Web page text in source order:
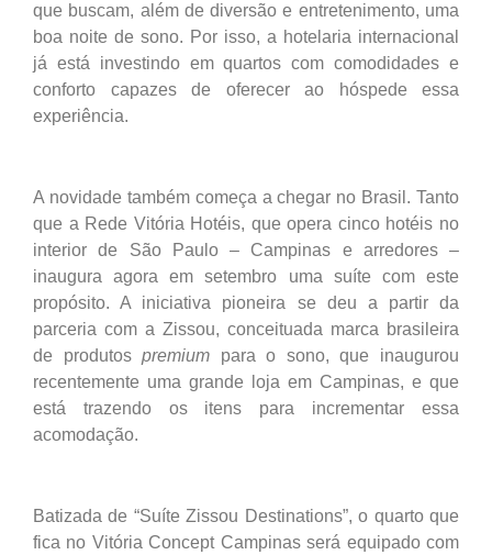
que buscam, além de diversão e entretenimento, uma
boa noite de sono. Por isso, a hotelaria internacional
já está investindo em quartos com comodidades e
conforto capazes de oferecer ao hóspede essa
experiência.
A novidade também começa a chegar no Brasil. Tanto
que a Rede Vitória Hotéis, que opera cinco hotéis no
interior de São Paulo – Campinas e arredores –
inaugura agora em setembro uma suíte com este
propósito. A iniciativa pioneira se deu a partir da
parceria com a Zissou, conceituada marca brasileira
de produtospremium para o sono, que inaugurou
recentemente uma grande loja em Campinas, e que
está trazendo os itens para incrementar essa
acomodação.
Batizada de “Suíte Zissou Destinations”, o quarto que
fica no Vitória Concept Campinas será equipado com